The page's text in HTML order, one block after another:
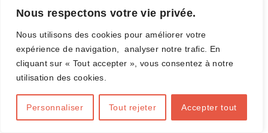
Nous respectons votre vie privée.
Nous utilisons des cookies pour améliorer votre
expérience de navigation, analyser notre trafic. En
cliquant sur « Tout accepter », vous consentez à notre
utilisation des cookies.
Personnaliser Tout rejeter Accepter tout
boîte mail.
Complétez ce formulaire
E-mail valide